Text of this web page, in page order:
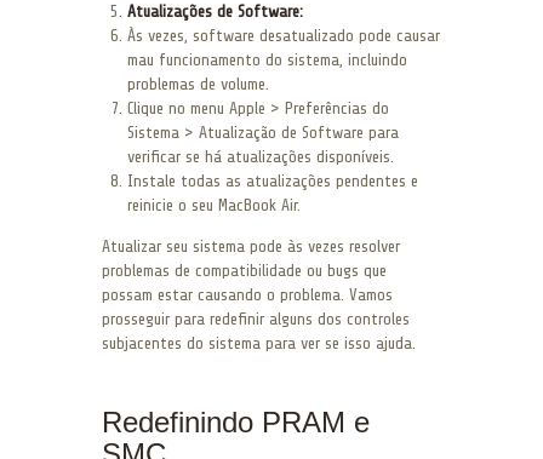
Atualizações de Software:
Às vezes, software desatualizado pode causar
mau funcionamento do sistema, incluindo
problemas de volume.
Clique no menu Apple > Preferências do
Sistema > Atualização de Software para
verificar se há atualizações disponíveis.
Instale todas as atualizações pendentes e
reinicie o seu MacBook Air.
Atualizar seu sistema pode às vezes resolver
problemas de compatibilidade ou bugs que
possam estar causando o problema. Vamos
prosseguir para redefinir alguns dos controles
subjacentes do sistema para ver se isso ajuda.
Redefinindo PRAM e